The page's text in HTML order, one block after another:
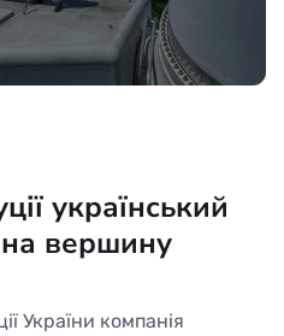
український
вершину
України компанія